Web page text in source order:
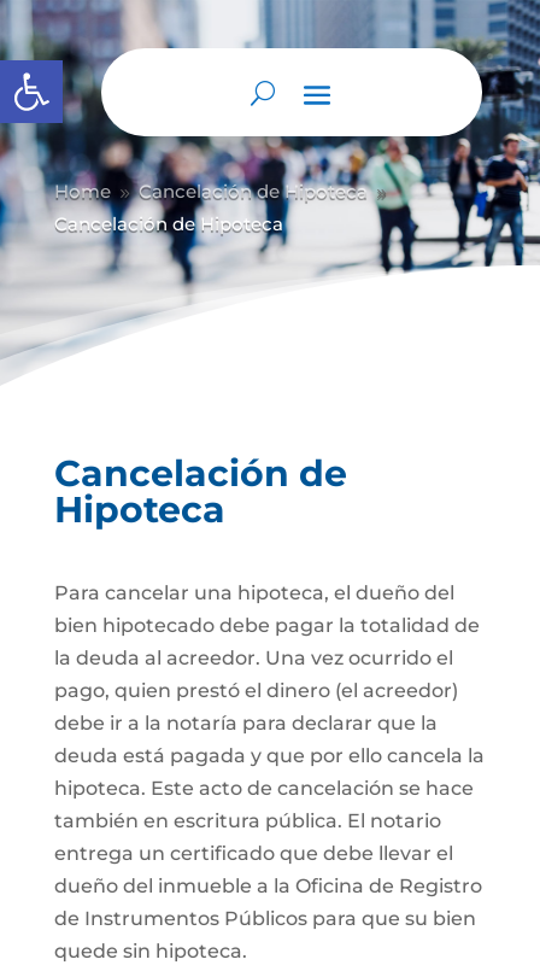
Abrir barra de herramientas
Home 9 Cancelación de Hipoteca 9
Cancelación de Hipoteca
Cancelación de
Hipoteca
Para cancelar una hipoteca, el dueño del
bien hipotecado debe pagar la totalidad de
la deuda al acreedor. Una vez ocurrido el
pago, quien prestó el dinero (el acreedor)
debe ir a la notaría para declarar que la
deuda está pagada y que por ello cancela la
hipoteca. Este acto de cancelación se hace
también en escritura pública. El notario
entrega un certificado que debe llevar el
dueño del inmueble a la Oficina de Registro
de Instrumentos Públicos para que su bien
quede sin hipoteca.